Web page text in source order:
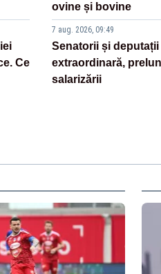
Ce
ovine și bovine
7 aug. 2026, 09:49
Senatorii și
extraordinară,
salarizării